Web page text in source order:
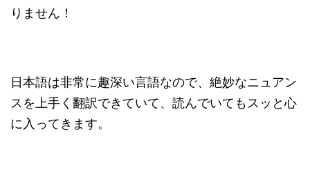
りません！
日本語は非常に趣深い言語なので、絶妙なニュアン
スを上手く翻訳できていて、読んでいてもスッと心
に入ってきます。